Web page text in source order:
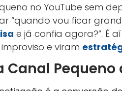
no YouTube sem
“quando vou ficar
e já confia agora?”. É
e viram
Canal